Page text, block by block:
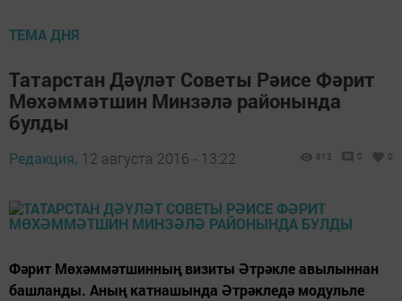
ТЕМА ДНЯ
Татарстан Дәүләт Советы Рәисе Фәрит
Мөхәммәтшин Минзәлә районында
булды
Редакция, 12 августа 2016 - 13:22 813 0 0
Фәрит Мөхәммәтшинның визиты Әтрәкле авылыннан
башланды. Аның катнашында Әтрәкледә модульле